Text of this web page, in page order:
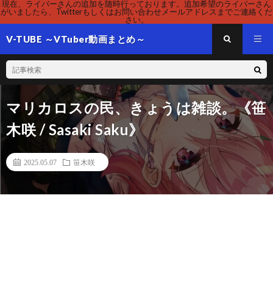
現在、ライバーさんの追加を随時行っております。追加希望のライバーさん
がいましたら、Twitterもしくはお問い合わせメールアドレスまでご連絡くだ
さい。
V-TUBE ～VTuber動画まとめ～
マリカロスの民、きょうは雑談。《笹
木咲 / Sasaki Saku》
2025.05.07 笹木咲